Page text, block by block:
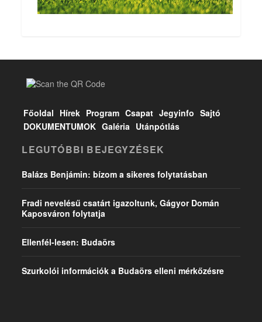
Főoldal Hírek Program Csapat Jegyinfo Sajtó
DOKUMENTUMOK Galéria Utánpótlás
LEGUTÓBBI BEJEGYZÉSEK
Balázs Benjámin: bízom a sikeres folytatásban
Fradi nevelésű csatárt igazoltunk, Gágyor Domán
Kaposváron folytatja
Ellenfél-lesen: Budaörs
Szurkolói információk a Budaörs elleni mérkőzésre